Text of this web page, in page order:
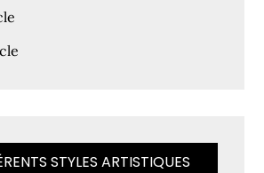
STYLES ARTISTIQUES